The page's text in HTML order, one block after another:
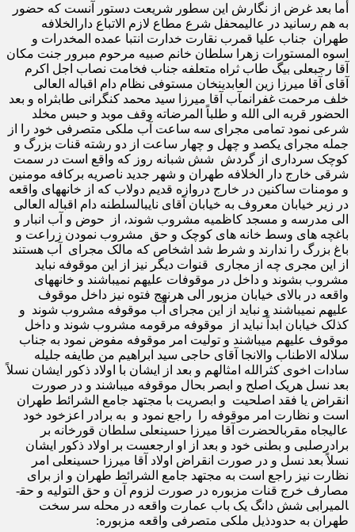
أما بعد غرض از نگارش این سطور شریعت دستور آنست که حضور
به هم رسانید در عالیمحفل شرع مطاع لازم الاتباع دارالخلافه
طهران جناب علیا قمرب نقارت خدارت انتبا عمده المخدرات و
اسوه المستورات زهرا سلطان خانم صبیه مرحوم مبرور جنت مکان
آقا رجبعلی بیگ طاب ثراه متعلفه جناب فخامت نصاب اجل اکرم
آقای آقا میرزا زین العابدین­خان مستوفی نظام دام اقباله العالی
خلف مرحمت غفران­مآب آقا میرزا سید محمد کنگرانی طاب­ثراه و بعد
الحضور قربه الی الله و طلباً المرضاته وقف موبد و حبس مخلد
شرعی نمود تمامی مجرای سه ساعت آب ملکی متصرفی خود را از
جمله مجرای یکصد و چهل و چهار ساعت از دو رشته قنات بزرگ و
کوچک سرداری از گردش شش شبانه روز که واقع است در سمت
شرقی خارج دار الخلافه طهران و شهر جدید ناصریه برکافه مومنین
و مومنات ساکنین در خارج دروازه قدیم دولاب که از خانه­های واقعه
در زیر خیابان معروف به خیابان آقای نایب­السلطنه دام اقباله العالی
الی مدرسه و مسجد کاظمیه مشروب شوند، از حوض و آب انبار و
باغچه های وسط خانه های کوچک و حق مشروب نمودن زراعت و
باغ بزرگ را ندارند و شرط شد اشخاص که مالک مجرای آب هستند
از این مجری چه از مجاری قنوات دیگر نیز از این موقوفه نباید
مشروب بشوند و داخل در موقوفات علیهم نمی­باشند و خانه­های
واقعه در بالای خیابان مزبور الی هرنهج فتوه نیز داخل موقوف
علیهم نمی­باشند و نباید از این مجرای آب موقوفه مشروب شوند و
کذلک خیابان ابداً نباید از موقوفه مرقومه مشروب شوند و داخل
موقوف علیهم می­باشند و تولیت امر موقوفه مفوض نمود به جناب
سلاله الاطناب والانجا آقای حاجی سید ابراهیم من طایفه جلیله
سادات اخوی کثرالله امثالهم و بعد از ایشان با اولاد ذکور ایشان نسلاً
بعد نسل هریک اصلح و ابصر بحال موقوفه می­باشند و در صورت
انقراض یا فقد اصلحیت و ابصریت با مجتهد جامع الشرائط طهران
است و نظارت امر موقوفه را راجع نمود و به برادر اعزخود خود
عالیجاه مقرب­الحضرت آقا میرزا حسینعلی سلطان قورخانه بر
برادرصلبی و بطنی خود و بعد از او ارجعست بر اولاد ذکور ایشان
نسلاً بعد نسل و در صورت انقراض اولاد آقا میرزا حسینعلی امر
نظارت نیز راجع است به مجتهد جامع الشرائط طهران و از برای
مصارف خرج قنات مزبوره در صورت لزوم آن و حق التولیه و حق­
المیرابی شش دانگ یک باب عمارت واقعه در محله سر سخت
طهران به حدودذیل ملکی متصرفی واقعه مزبوره: